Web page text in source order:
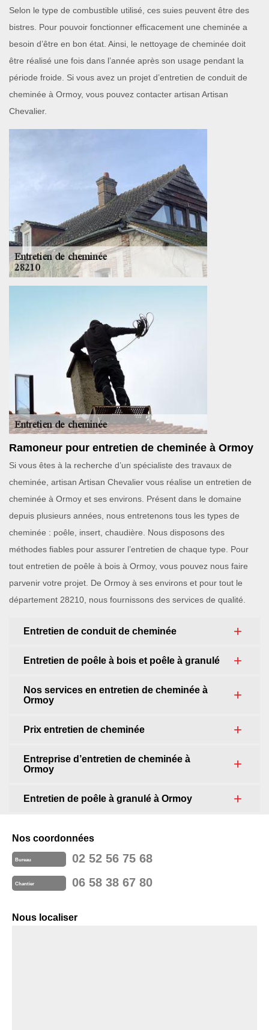
Selon le type de combustible utilisé, ces suies peuvent être des
bistres. Pour pouvoir fonctionner efficacement une cheminée a
besoin d’être en bon état. Ainsi, le nettoyage de cheminée doit
être réalisé une fois dans l’année après son usage pendant la
période froide. Si vous avez un projet d’entretien de conduit de
cheminée à Ormoy, vous pouvez contacter artisan Artisan
Chevalier.
Ramoneur pour entretien de cheminée à Ormoy
Si vous êtes à la recherche d’un spécialiste des travaux de
cheminée, artisan Artisan Chevalier vous réalise un entretien de
cheminée à Ormoy et ses environs. Présent dans le domaine
depuis plusieurs années, nous entretenons tous les types de
cheminée : poêle, insert, chaudière. Nous disposons des
méthodes fiables pour assurer l’entretien de chaque type. Pour
tout entretien de poêle à bois à Ormoy, vous pouvez nous faire
parvenir votre projet. De Ormoy à ses environs et pour tout le
département 28210, nous fournissons des services de qualité.
Entretien de conduit de cheminée
Entretien de poêle à bois et poêle à granulé
Nos services en entretien de cheminée à
Ormoy
Prix entretien de cheminée
Entreprise d’entretien de cheminée à
Ormoy
Entretien de poêle à granulé à Ormoy
Nos coordonnées
Bureau 02 52 56 75 68
Chantier 06 58 38 67 80
Nous localiser